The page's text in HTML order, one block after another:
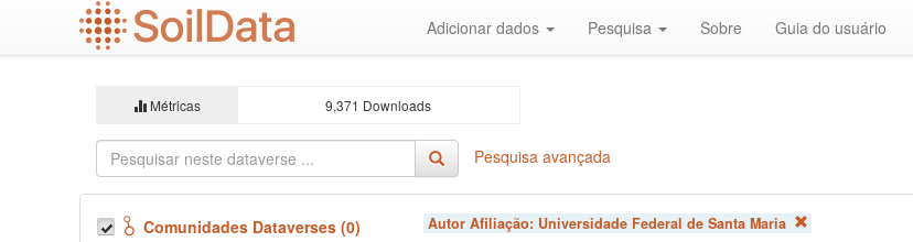
Adicionar dados Pesquisa Sobre Guia do usuário
Métricas 9,371 Downloads
Pesquisa avançada
Comunidades Dataverses (0)
Autor Afiliação: Universidade Federal de Santa Maria